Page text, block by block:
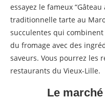
essayez le fameux
traditionnelle tarte au
succulentes qui
du fromage avec des
saveurs. Vous pourrez les
restaurants du Vieux-Lille.
Le